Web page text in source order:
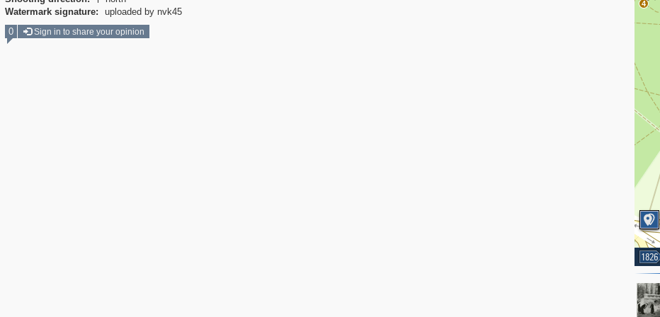
Watermark signature:
uploaded by nvk45
4
1826
0 Sign in to share your opinion